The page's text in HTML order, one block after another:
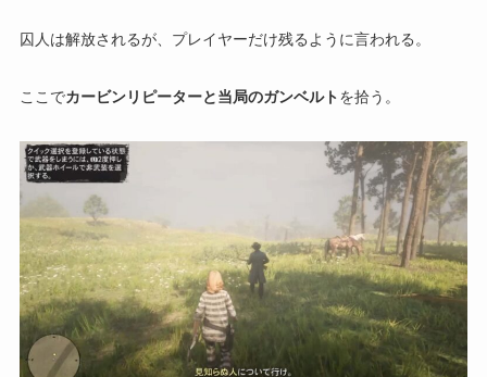
囚人は解放されるが、プレイヤーだけ残るように言われる。
ここでカービンリピーターと当局のガンベルトを拾う。